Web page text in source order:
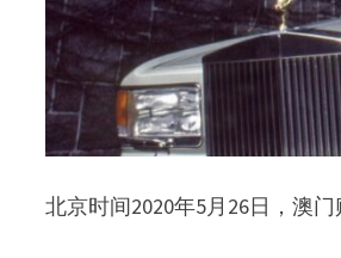
北京时间2020年5月26日，澳